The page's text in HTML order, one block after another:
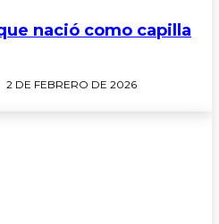
nació como capilla
2 DE FEBRERO DE 2026